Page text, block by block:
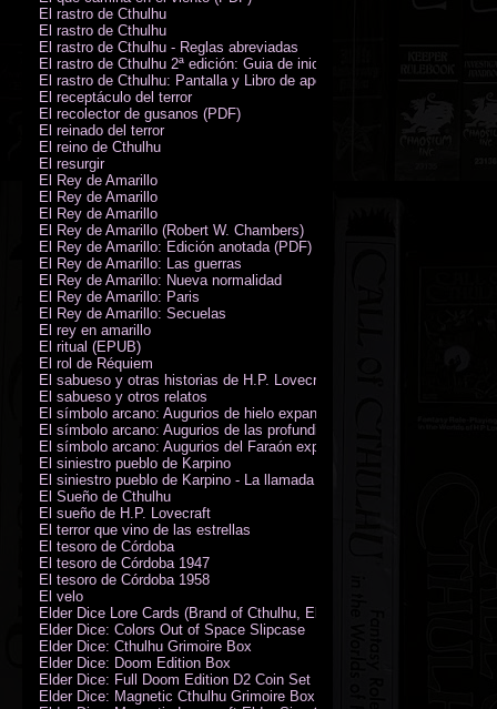
El rastro de Cthulhu
El rastro de Cthulhu
El rastro de Cthulhu - Reglas abreviadas
El rastro de Cthulhu 2ª edición: Guia de inicio (PDF)
El rastro de Cthulhu: Pantalla y Libro de apoyo del Guardián
El receptáculo del terror
El recolector de gusanos (PDF)
El reinado del terror
El reino de Cthulhu
El resurgir
El Rey de Amarillo
El Rey de Amarillo
El Rey de Amarillo
El Rey de Amarillo (Robert W. Chambers)
El Rey de Amarillo: Edición anotada (PDF)
El Rey de Amarillo: Las guerras
El Rey de Amarillo: Nueva normalidad
El Rey de Amarillo: Paris
El Rey de Amarillo: Secuelas
El rey en amarillo
El ritual (EPUB)
El rol de Réquiem
El sabueso y otras historias de H.P. Lovecraft
El sabueso y otros relatos
El símbolo arcano: Augurios de hielo expansión
El símbolo arcano: Augurios de las profundidades expansión
El símbolo arcano: Augurios del Faraón expansión
El siniestro pueblo de Karpino
El siniestro pueblo de Karpino - La llamada de Cthulhu
El Sueño de Cthulhu
El sueño de H.P. Lovecraft
El terror que vino de las estrellas
El tesoro de Córdoba
El tesoro de Córdoba 1947
El tesoro de Córdoba 1958
El velo
Elder Dice Lore Cards (Brand of Cthulhu, Elder Sign, Astral Elder Sign)
Elder Dice: Colors Out of Space Slipcase
Elder Dice: Cthulhu Grimoire Box
Elder Dice: Doom Edition Box
Elder Dice: Full Doom Edition D2 Coin Set
Elder Dice: Magnetic Cthulhu Grimoire Box